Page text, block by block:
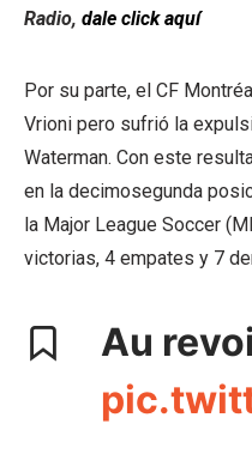
Radio, dale click aquí
Por su parte, el CF
Vrioni pero sufrió la
Waterman. Con este
en la decimosegunda
la Major League Soccer
victorias, 4 empates y 7
Au